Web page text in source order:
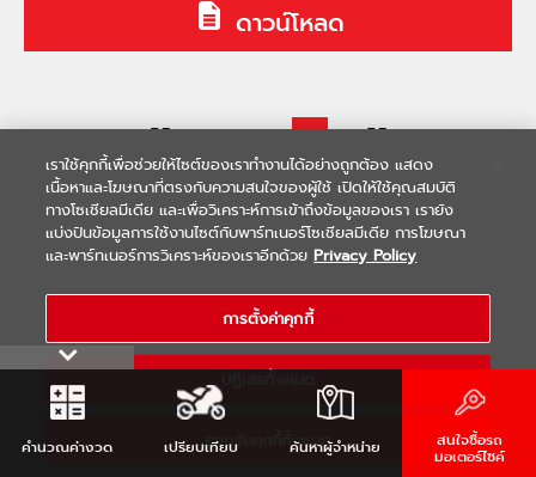
ดาวน์โหลด
คำนวณค่างวด เปรียบเทียบ ค้นหาผู้จำหน่าย สนใจซื้อรถ
มอเตอร์ไซค์
เราใช้คุกกี้เพื่อช่วยให้ไซต์ของเราทำงานได้อย่างถูกต้อง แสดง
เนื้อหาและโฆษณาที่ตรงกับความสนใจของผู้ใช้ เปิดให้ใช้คุณสมบัติ
ทางโซเชียลมีเดีย และเพื่อวิเคราะห์การเข้าถึงข้อมูลของเรา เรายัง
แบ่งปันข้อมูลการใช้งานไซต์กับพาร์ทเนอร์โซเชียลมีเดีย การโฆษณา
และพาร์ทเนอร์การวิเคราะห์ของเราอีกด้วย Privacy Policy
การตั้งค่าคุกกี้
ยอมรับคุกกี้ทั้งหมด